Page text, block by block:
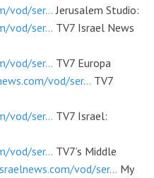
vod/ser... Jerusalem Studio:
vod/ser... TV7 Israel News
vod/ser... TV7 Europa
vod/ser... TV7
vod/ser... TV7 Israel:
vod/ser... TV7’s Middle
vod/ser... My